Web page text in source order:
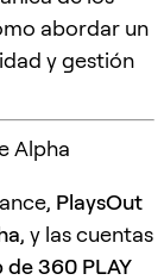
abordar un
y gestión
Alpha
PlaysOut
, y las cuentas
360 PLAY